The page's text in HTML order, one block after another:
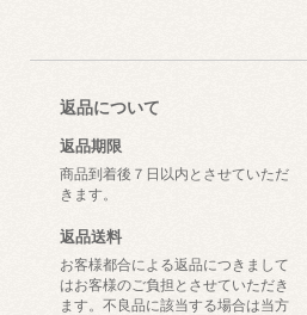
返品について
返品期限
商品到着後７日以内とさせていただ
きます。
返品送料
お客様都合による返品につきまして
はお客様のご負担とさせていただき
ます。不良品に該当する場合は当方